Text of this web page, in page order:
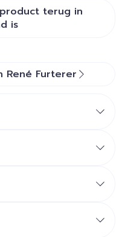
terug in
is
René Furterer